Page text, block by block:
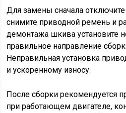
Для замены сначала
снимите приводной ремень и
демонтажа шкива установите
правильное направление
Неправильная установка
и ускоренному износу.
После сборки рекомендуется
при работающем двигателе,